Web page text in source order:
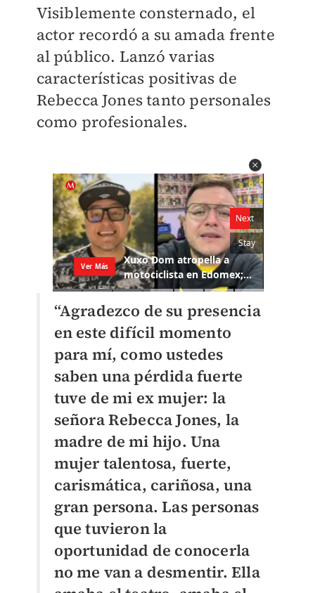
Visiblemente consternado, el
actor recordó a su amada frente
al público. Lanzó varias
características positivas de
Rebecca Jones tanto personales
como profesionales.
“Agradezco de su presencia
en este difícil momento
para mí, como ustedes
saben una pérdida fuerte
tuve de mi ex mujer: la
señora Rebecca Jones, la
madre de mi hijo. Una
mujer talentosa, fuerte,
carismática, cariñosa, una
gran persona. Las personas
que tuvieron la
oportunidad de conocerla
no me van a desmentir. Ella